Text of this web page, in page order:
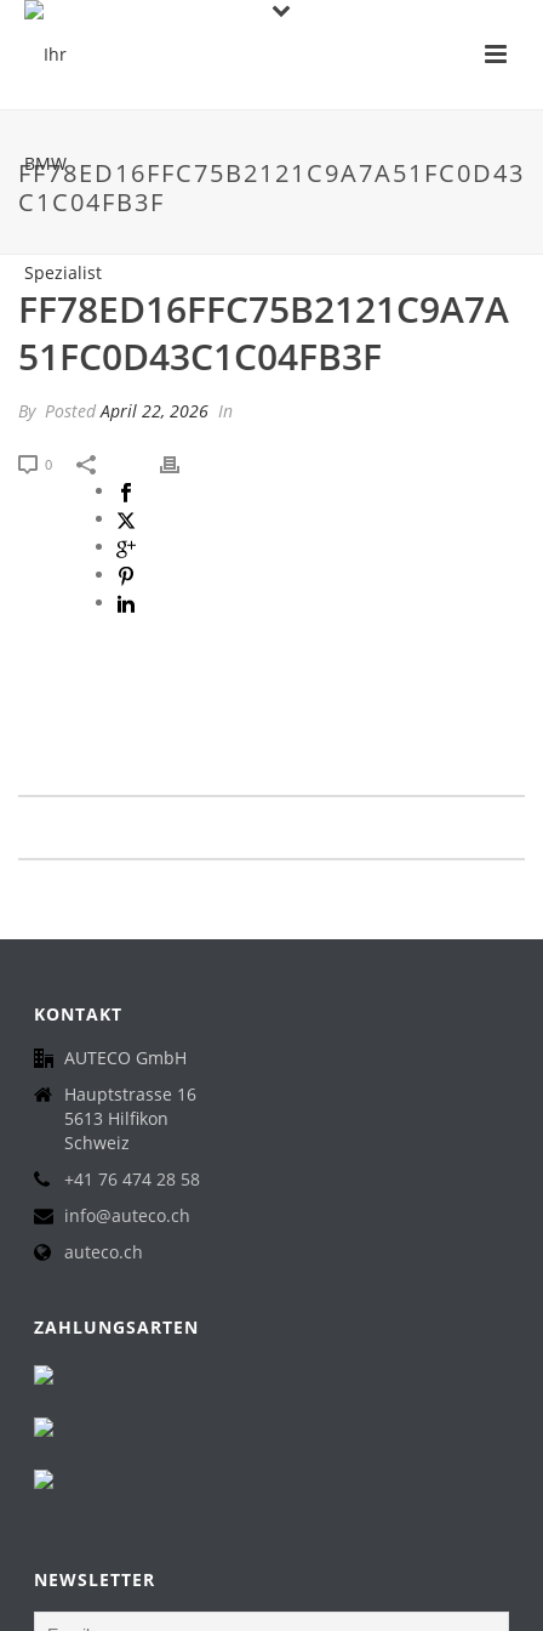
FF78ED16FFC75B2121C9A7A51FC0D43
C1C04FB3F
FF78ED16FFC75B2121C9A7A
51FC0D43C1C04FB3F
By PostedApril 22, 2026 In
0
KONTAKT
AUTECO GmbH
Hauptstrasse 16
5613 Hilfikon
Schweiz
+41 76 474 28 58
info@auteco.ch
auteco.ch
ZAHLUNGSARTEN
NEWSLETTER